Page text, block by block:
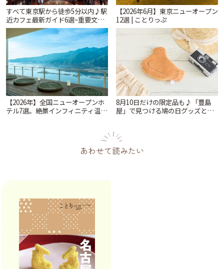
すべて東京駅から徒歩5分以内♪駅
近カフェ最新ガイド6選~重要文化
財の洋館カフェから、改札すぐの
レトロ喫茶まで~ | ことりっぷ
【2026年6月】東京ニューオープン
12選 | ことりっぷ
【2026年】全国ニューオープンホ
テル7選。絶景インフィニティ温泉
8月10日だけの限定品も♪「豊島
屋」で見つける鳩の日グッズと本
あわせて読みたい